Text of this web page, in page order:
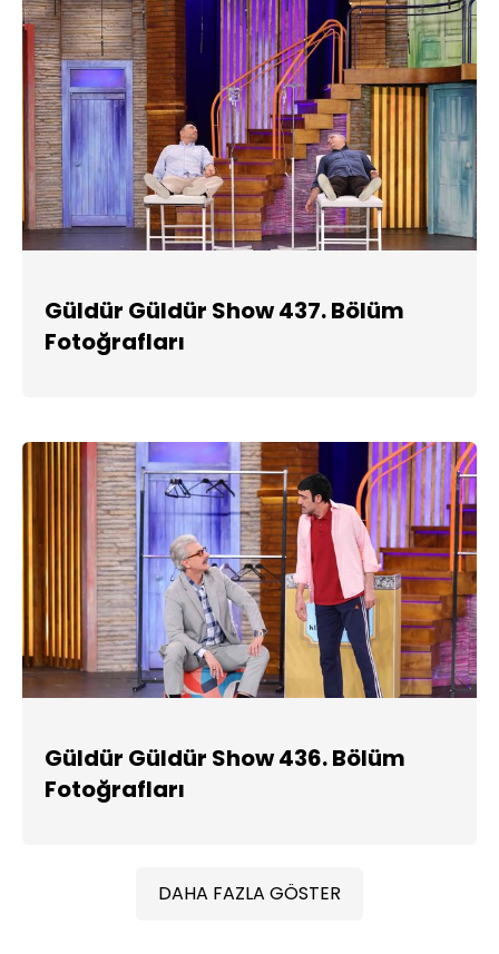
Güldür Güldür Show 437. Bölüm
Fotoğrafları
Güldür Güldür Show 436. Bölüm
Fotoğrafları
DAHA FAZLA GÖSTER